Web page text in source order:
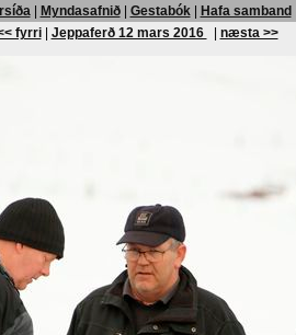
| Myndasafnið| Gestabók|
Hafa samband
fyrri| Jeppaferð 12 mars 2016 næsta >>